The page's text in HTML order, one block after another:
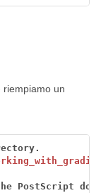
un
PostScript